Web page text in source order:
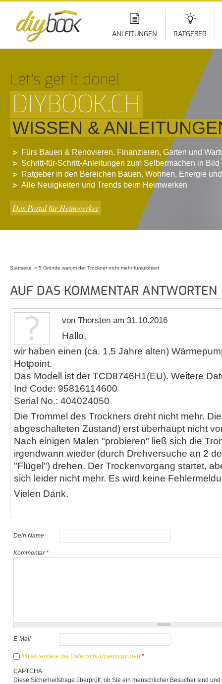
ANLEITUNGEN RATGEBER
Let‘s get it done!
DIYBOOK.CH
WISSEN &
Fürs Bauen & Renovieren, Finanzieren, Garten und
Schritt-für-Schritt-Anleitungen zum Selbermachen in Bild
Ratgeber in den Bereichen Bauen, Wohnen, Energie
Alle Neuigkeiten und Trends beim Heimwerken
Das Portal für Heimwerker
Startseite 5 Gründe warum der Trockner nicht mehr funktioniert
AUF DAS KOMMENTAR ANTWORTEN
von Thorsten am 31.10.2016
Hallo,
wir haben einen (ca. 1,5 Jahre alten)
Hotpoint.
Das Modell ist der TCD8746H1(EU). Weitere
Ind Code: 95816114600
Serial No.: 404024050
Die Trommel des Trockners dreht nicht mehr.
abgeschalteten Zustand) erst überhaupt nicht
Nach einigen Malen "probieren" ließ sich die
irgendwann wieder (durch Drehversuche an 2
"Flügel") drehen. Der Trockenvorgang startet,
sich leider nicht mehr. Es wird keine
Vielen Dank.
Dein Name
Kommentar*
E-Mail
Ich akzeptiere die Datenschutzbedingungen *
CAPTCHA
Diese Sicherheitsfrage überprüft, ob Sie ein menschlicher Besucher sind